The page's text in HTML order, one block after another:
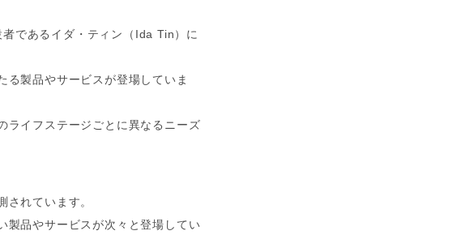
であるイダ・ティン（Ida Tin）に
る製品やサービスが登場していま
ライフステージごとに異なるニーズ
れています。
製品やサービスが次々と登場してい